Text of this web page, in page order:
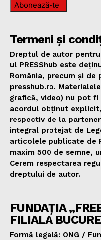
Abonează-te
Termeni și
Dreptul de autor
ul PRESShub este
România, precum și de
presshub.ro.
grafică, video) nu pot
acordul obținut explicit,
respectiv de la
integral protejat de
articolele publicate de
maxim 500 de semne,
Cerem respectarea
dreptului de autor.
FUNDAȚIA
FILIALA
Formă legală: ONG /